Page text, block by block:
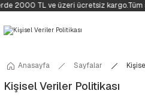
2000 TL ve üzeri ücretsiz kargo.Tüm
Anasayfa Sayfalar
Kişisel Veriler Politikası